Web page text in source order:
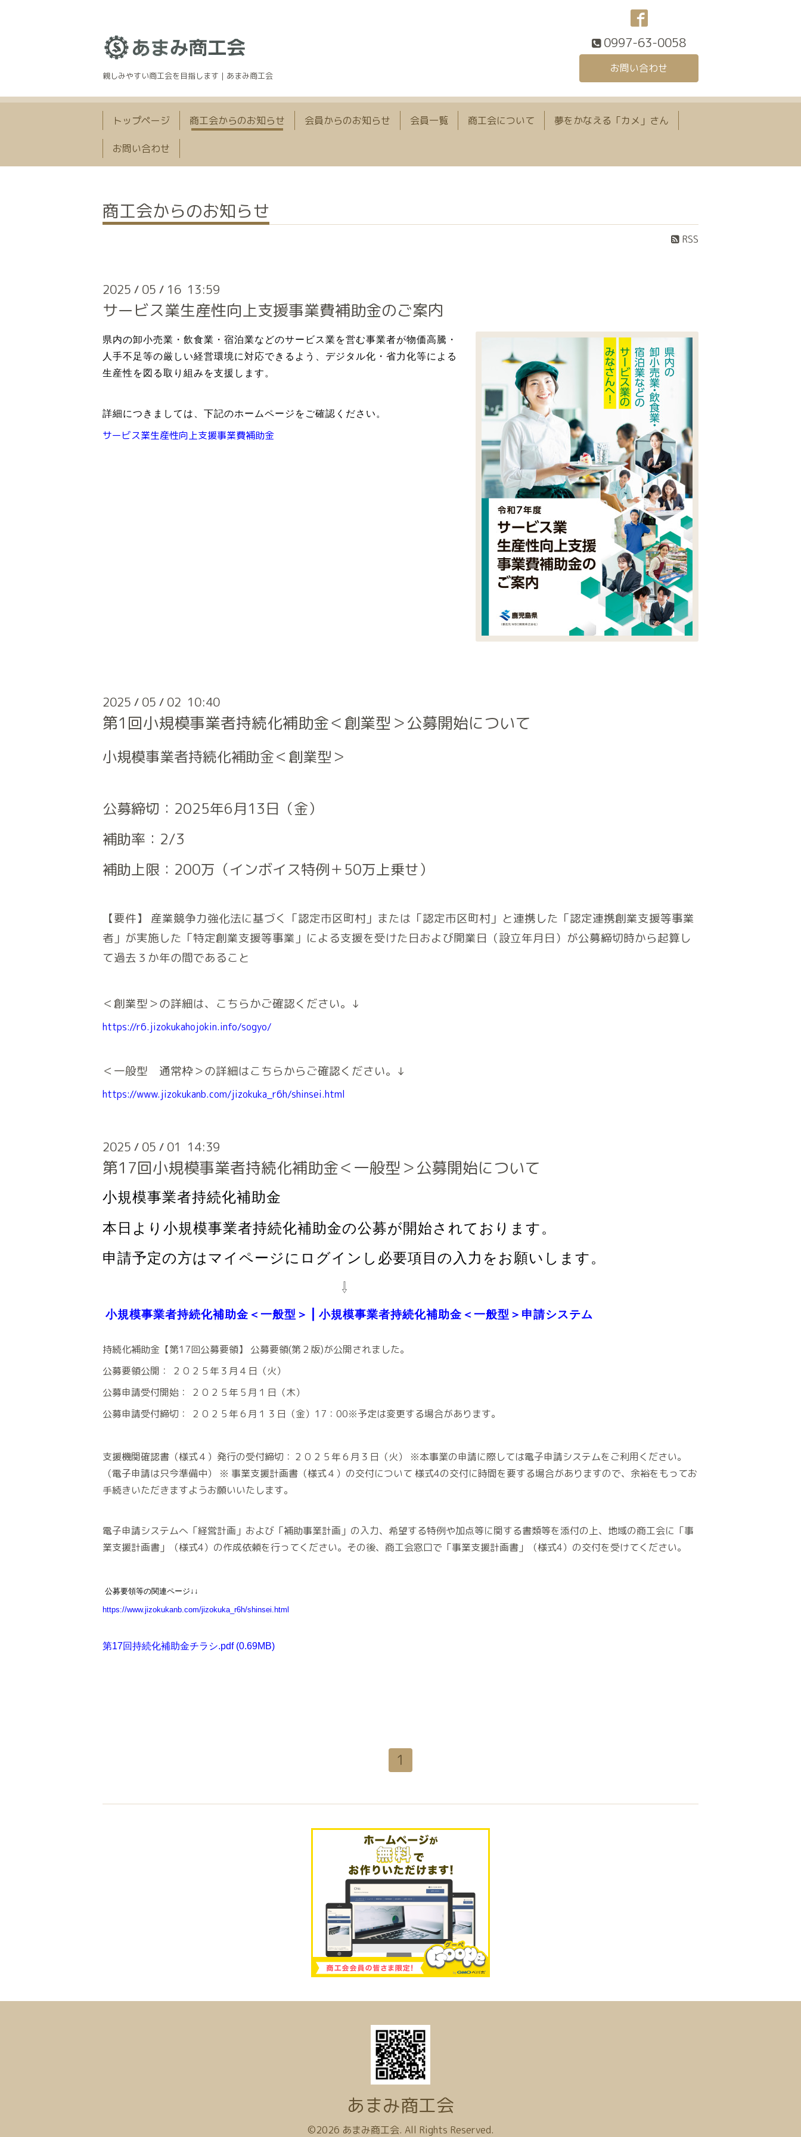
親しみやすい商工会を目指します｜あまみ商工会
0997-63-0058
お問い合わせ
トップページ 商工会からのお知らせ 会員からのお知らせ 会員一覧 商工会について 夢をかなえる「カメ」さん
お問い合わせ
商工会からのお知らせ
RSS
2025 / 05 / 16 13:59
サービス業生産性向上支援事業費補助金のご案内
県内の卸小売業・飲食業・宿泊業などのサービス業を営む事業者が物価高騰・
人手不足等の厳しい経営環境に対応できるよう、デジタル化・省力化等による
生産性を図る取り組みを支援します。
詳細につきましては、下記のホームページをご確認ください。
サービス業生産性向上支援事業費補助金
2025 / 05 / 02 10:40
第1回小規模事業者持続化補助金＜創業型＞公募開始について
小規模事業者持続化補助金＜創業型＞
公募締切：2025年6月13日（金）
補助率：2/3
補助上限：200万（インボイス特例＋50万上乗せ）
【要件】 産業競争力強化法に基づく「認定市区町村」または「認定市区町村」と連携した「認定連携創業支援等事業
者」が実施した「特定創業支援等事業」による支援を受けた日および開業日（設立年月日）が公募締切時から起算し
て過去３か年の間であること
＜創業型＞の詳細は、こちらかご確認ください。↓
https://r6.jizokukahojokin.info/sogyo/
＜一般型 通常枠＞の詳細はこちらからご確認ください。↓
https://www.jizokukanb.com/jizokuka_r6h/shinsei.html
2025 / 05 / 01 14:39
第17回小規模事業者持続化補助金＜一般型＞公募開始について
小規模事業者持続化補助金
本日より小規模事業者持続化補助金の公募が開始されております。
申請予定の方はマイページにログインし必要項目の入力をお願いします。
⇩
小規模事業者持続化補助金＜一般型＞ | 小規模事業者持続化補助金＜一般型＞申請システム
持続化補助金【第17回公募要領】 公募要領(第２版)が公開されました。
公募要領公開： ２０２５年３月４日（火）
公募申請受付開始： ２０２５年５月１日（木）
公募申請受付締切： ２０２５年６月１３日（金）17：00※予定は変更する場合があります。
支援機関確認書（様式４）発行の受付締切：２０２５年６月３日（火） ※本事業の申請に際しては電子申請システムをご利用ください。
（電子申請は只今準備中） ※ 事業支援計画書（様式４）の交付について 様式4の交付に時間を要する場合がありますので、余裕をもってお
手続きいただきますようお願いいたします。
電子申請システムへ「経営計画」および「補助事業計画」の入力、希望する特例や加点等に関する書類等を添付の上、地域の商工会に「事
業支援計画書」（様式4）の作成依頼を行ってください。その後、商工会窓口で「事業支援計画書」（様式4）の交付を受けてください。
公募要領等の関連ページ↓↓
https://www.jizokukanb.com/jizokuka_r6h/shinsei.html
第17回持続化補助金チラシ.pdf(0.69MB)
1
あまみ商工会
©2026 あまみ商工会. All Rights Reserved.